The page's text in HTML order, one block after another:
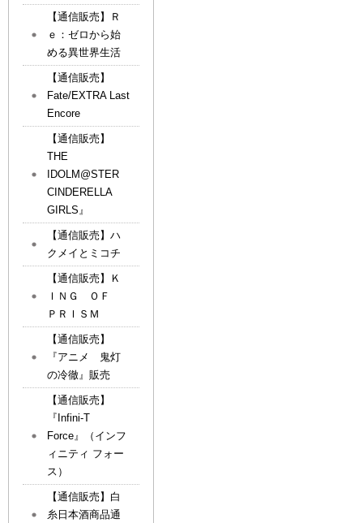
【通信販売】Ｒ
ｅ：ゼロから始
める異世界生活
【通信販売】
Fate/EXTRA Last
Encore
【通信販売】
THE
IDOLM@STER
CINDERELLA
GIRLS』
【通信販売】ハ
クメイとミコチ
【通信販売】Ｋ
ＩＮＧ ＯＦ
ＰＲＩＳＭ
【通信販売】
『アニメ 鬼灯
の冷徹』販売
【通信販売】
『Infini-T
Force』（インフ
ィニティ フォー
ス）
【通信販売】白
糸日本酒商品通